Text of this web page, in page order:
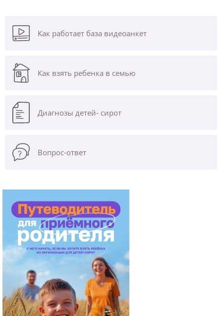
Как работает база видеоанкет
Как взять ребенка в семью
Диагнозы детей- сирот
Вопрос-ответ